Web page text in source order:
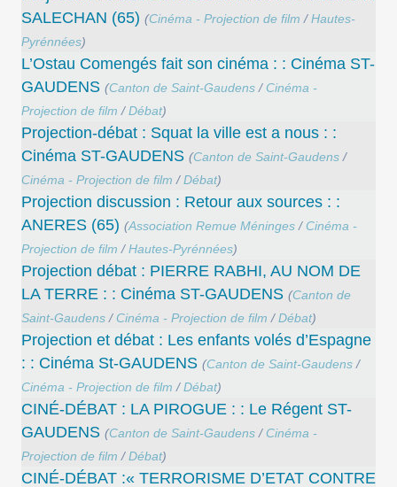
SALECHAN (65) (Cinéma - Projection de film /Hautes-
Pyrénnées)
L’Ostau Comengés fait son cinéma : : Cinéma ST-
GAUDENS (Canton de Saint-Gaudens / Cinéma -
Projection de film /Débat)
Projection-débat : Squat la ville est a nous : :
Cinéma ST-GAUDENS (Canton de Saint-Gaudens /
Cinéma - Projection de film /Débat)
Projection discussion : Retour aux sources : :
ANERES (65) (Association Remue Méninges / Cinéma -
Projection de film /Hautes-Pyrénnées)
Projection débat : PIERRE RABHI, AU NOM DE
LA TERRE : : Cinéma ST-GAUDENS (Canton de
Saint-Gaudens / Cinéma - Projection de film /Débat)
Projection et débat : Les enfants volés d’Espagne
: : Cinéma St-GAUDENS (Canton de Saint-Gaudens /
Cinéma - Projection de film /Débat)
CINÉ-DÉBAT : LA PIROGUE : : Le Régent ST-
GAUDENS (Canton de Saint-Gaudens / Cinéma -
Projection de film /Débat)
CINÉ-DÉBAT :« TERRORISME D’ETAT CONTRE